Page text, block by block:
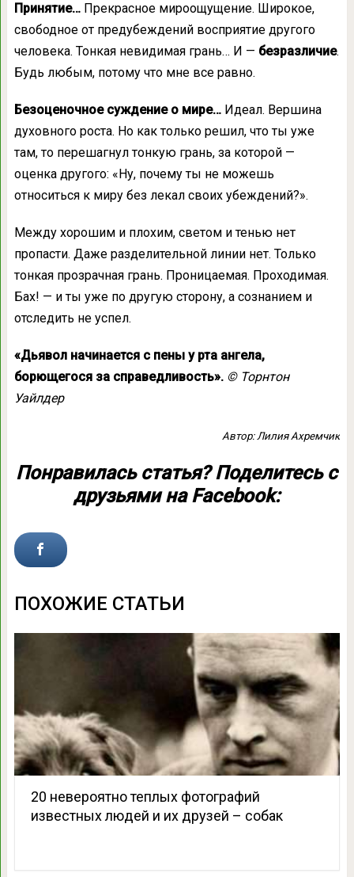
Принятие…Прекрасное мироощущение. Широкое,
свободное от предубеждений восприятие другого
человека. Тонкая невидимая грань… И — безразличие.
Будь любым, потому что мне все равно.
Безоценочное суждение о мире…Идеал. Вершина
духовного роста. Но как только решил, что ты уже
там, то перешагнул тонкую грань, за которой —
оценка другого: «Ну, почему ты не можешь
относиться к миру без лекал своих убеждений?».
Между хорошим и плохим, светом и тенью нет
пропасти. Даже разделительной линии нет. Только
тонкая прозрачная грань. Проницаемая. Проходимая.
Бах! — и ты уже по другую сторону, а сознанием и
отследить не успел.
«Дьявол начинается с пены у рта ангела,
борющегося за справедливость». © Торнтон
Уайлдер
Автор: Лилия Ахремчик
Понравилась статья? Поделитесь с
друзьями на Facebook:
ПОХОЖИЕ СТАТЬИ
20 невероятно теплых фотографий
известных людей и их друзей – собак